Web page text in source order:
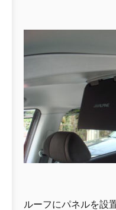
ルーフにパネルを設